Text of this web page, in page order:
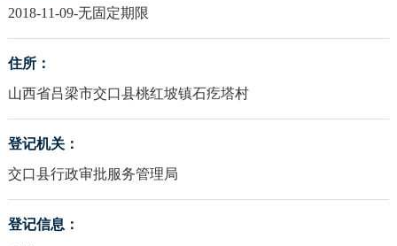
2018-11-09-无固定期限
住所：
山西省吕梁市交口县桃红坡镇石疙塔村
登记机关：
交口县行政审批服务管理局
登记信息：